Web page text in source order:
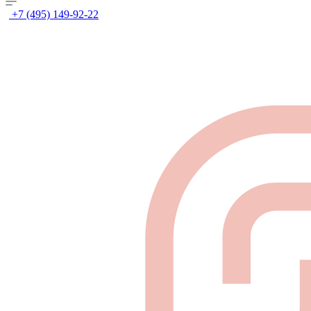
+7 (495) 149-92-22